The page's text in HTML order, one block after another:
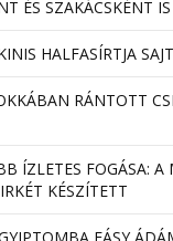
ÉS SZAKÁCSKÉNT
HALFASÍRTJA
RÁNTOTT
ÍZLETES FOGÁSA:
KÉSZÍTETT
FÁSY